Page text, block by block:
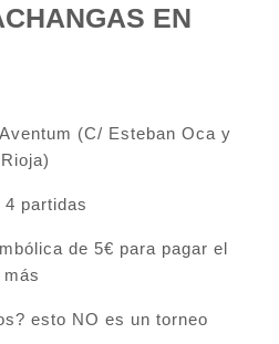
EN
(C/ Esteban Oca y
4 partidas
de 5€ para pagar el
esto NO es un torneo